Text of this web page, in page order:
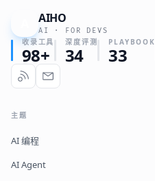
AIHO
AI · FOR DEVS
收录工具
98+
深度评测
34
PLAYBOOK
33
主题
AI 编程
AI Agent